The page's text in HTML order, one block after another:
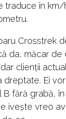
traduce în
Crosstrek
da, măcar de
clienții
dreptate. Ei
B fără grabă,
ivește vreo